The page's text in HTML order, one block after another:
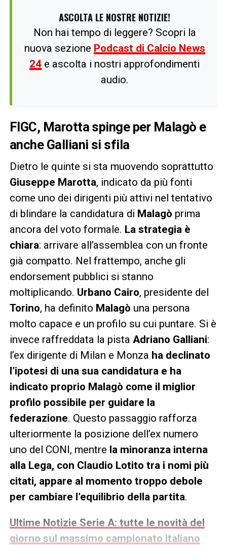
ASCOLTA LE NOSTRE NOTIZIE!
Non hai tempo di leggere? Scopri la
nuova sezione Podcast di Calcio News
24 e ascolta i nostri approfondimenti
audio.
FIGC, Marotta spinge per Malagò e
anche Galliani si sfila
Dietro le quinte si sta muovendo soprattutto
Giuseppe Marotta, indicato da più fonti
come uno dei dirigenti più attivi nel tentativo
di blindare la candidatura di Malagò prima
ancora del voto formale. La strategia è
chiara: arrivare all’assemblea con un fronte
già compatto. Nel frattempo, anche gli
endorsement pubblici si stanno
moltiplicando. Urbano Cairo, presidente del
Torino, ha definito Malagò una persona
molto capace e un profilo su cui puntare. Si è
invece raffreddata la pista Adriano Galliani:
l’ex dirigente di Milan e Monza ha declinato
l’ipotesi di una sua candidatura e ha
indicato proprio Malagò come il miglior
profilo possibile per guidare la
federazione. Questo passaggio rafforza
ulteriormente la posizione dell’ex numero
uno del CONI, mentre la minoranza interna
alla Lega, con Claudio Lotito tra i nomi più
citati, appare al momento troppo debole
per cambiare l’equilibrio della partita.
Ultime Notizie Serie A: tutte le novità del
giorno sul massimo campionato italiano